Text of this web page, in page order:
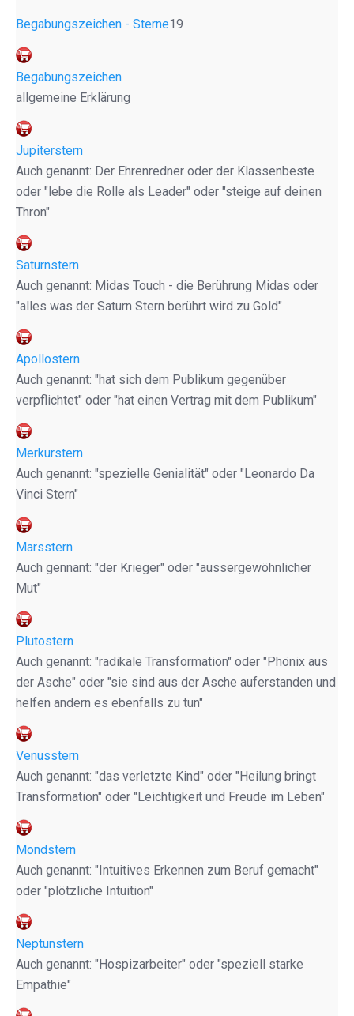
Begabungszeichen - Sterne19
Begabungszeichen
allgemeine Erklärung
Jupiterstern
Auch genannt: Der Ehrenredner oder der Klassenbeste
oder "lebe die Rolle als Leader" oder "steige auf deinen
Thron"
Saturnstern
Auch genannt: Midas Touch - die Berührung Midas oder
"alles was der Saturn Stern berührt wird zu Gold"
Apollostern
Auch genannt: "hat sich dem Publikum gegenüber
verpflichtet" oder "hat einen Vertrag mit dem Publikum"
Merkurstern
Auch genannt: "spezielle Genialität" oder "Leonardo Da
Vinci Stern"
Marsstern
Auch gennant: "der Krieger" oder "aussergewöhnlicher
Mut"
Plutostern
Auch genannt: "radikale Transformation" oder "Phönix aus
der Asche" oder "sie sind aus der Asche auferstanden und
helfen andern es ebenfalls zu tun"
Venusstern
Auch genannt: "das verletzte Kind" oder "Heilung bringt
Transformation" oder "Leichtigkeit und Freude im Leben"
Mondstern
Auch genannt: "Intuitives Erkennen zum Beruf gemacht"
oder "plötzliche Intuition"
Neptunstern
Auch genannt: "Hospizarbeiter" oder "speziell starke
Empathie"